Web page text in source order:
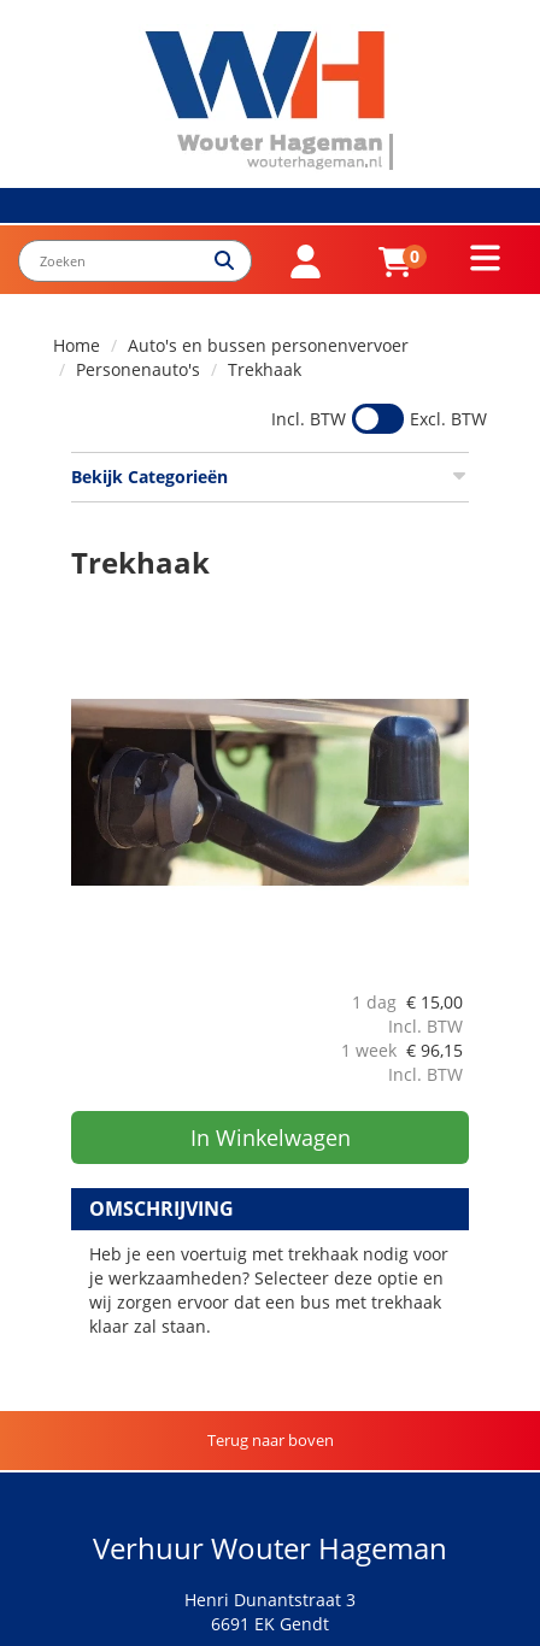
0
Home
Auto's en bussen personenvervoer
Personenauto's
Trekhaak
Incl. BTW Excl. BTW
Bekijk Categorieën
Trekhaak
1 dag € 15,00
Incl. BTW
1 week € 96,15
Incl. BTW
In Winkelwagen
OMSCHRIJVING
Heb je een voertuig met trekhaak nodig voor
je werkzaamheden? Selecteer deze optie en
wij zorgen ervoor dat een bus met trekhaak
klaar zal staan.
Terug naar boven
Verhuur Wouter Hageman
Henri Dunantstraat 3
6691 EK Gendt